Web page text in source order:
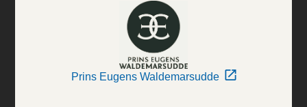
Prins Eugens Waldemarsudde